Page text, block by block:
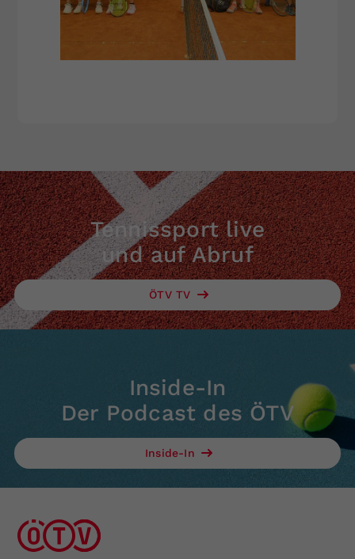
Tennissport live
und auf Abruf
ÖTV TV
Inside-In
Der Podcast des ÖTV
Inside-In